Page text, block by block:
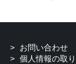
お問い合わせ
個人情報の取